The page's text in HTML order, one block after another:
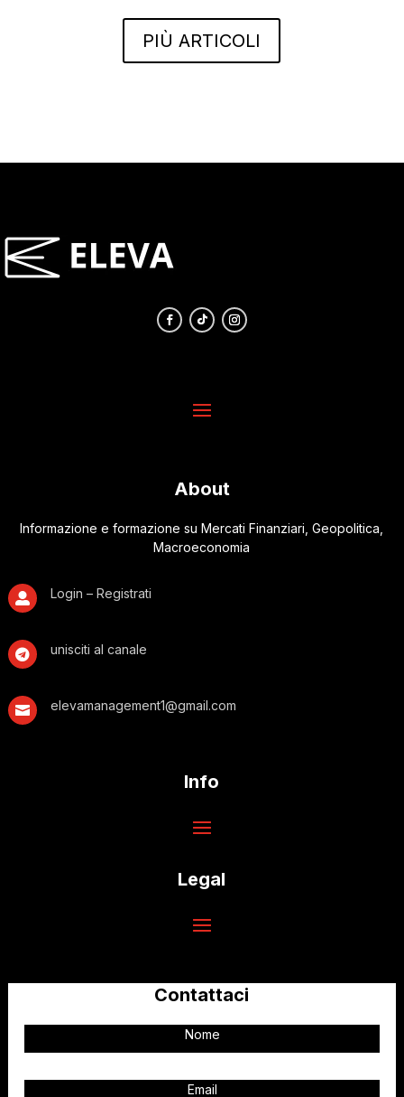
PIÙ ARTICOLI
About
Informazione e formazione su Mercati Finanziari, Geopolitica,
Macroeconomia
 Login – Registrati
 unisciti al canale
 elevamanagement1@gmail.com
Info
Legal
Contattaci